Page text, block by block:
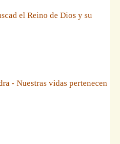
el Reino de Dios y su
- Nuestras vidas pertenecen